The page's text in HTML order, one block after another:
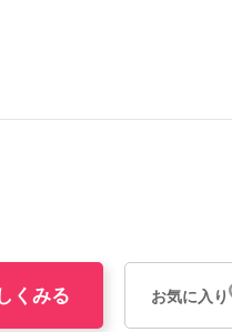
くみる お気に入り